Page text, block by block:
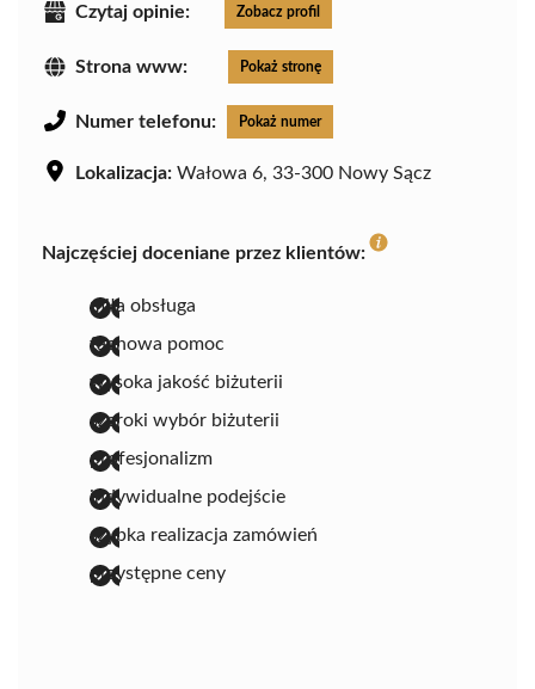
Czytaj opinie: Zobacz profil
Strona www: Pokaż stronę
Numer telefonu: Pokaż numer
Lokalizacja: Wałowa 6, 33-300 Nowy Sącz
Najczęściej doceniane przez klientów:
miła obsługa
fachowa pomoc
wysoka jakość biżuterii
szeroki wybór biżuterii
profesjonalizm
indywidualne podejście
szybka realizacja zamówień
przystępne ceny